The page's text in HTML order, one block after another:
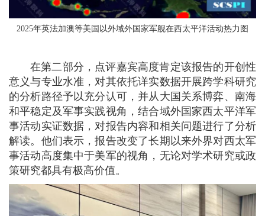
2025年英法加澳等美国以外域外国家军舰在西太平洋活动热力图
在第二部分，点评嘉宾高度肯定该报告的开创性
意义与专业水准，对其依托详实数据开展跨学科研究
的分析路径予以充分认可，并从大国关系博弈、南海
和平稳定及军事实践视角，结合域外国家西太平洋军
事活动实证数据，对报告内容和相关问题进行了分析
解读。他们表示，报告改变了长期以来外界对西太军
事活动高度集中于美军的视角，无论对学术研究或政
策研究都具有极高价值。